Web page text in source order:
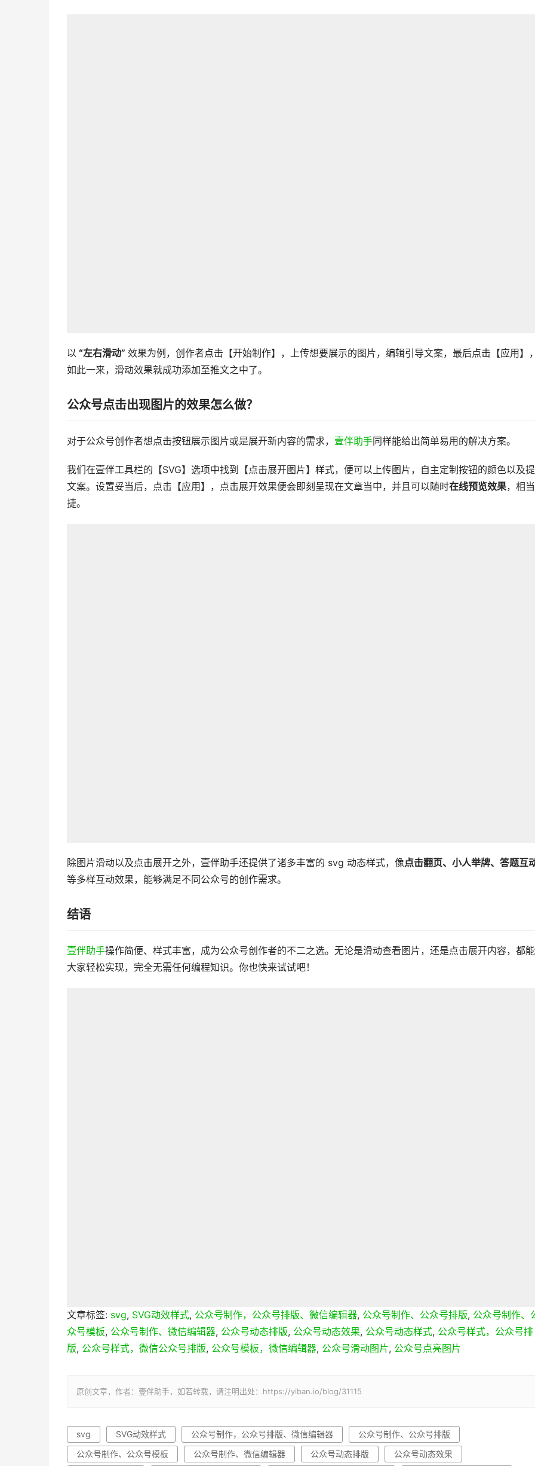
以 “左右滑动” 效果为例，创作者点击【开始制作】，上传想要展示的图片，编辑引导文案，最后点击【应用】
如此一来，滑动效果就成功添加至推文之中了。
公众号点击出现图片的效果怎么做？
对于公众号创作者想点击按钮展示图片或是展开新内容的需求， 壹伴助手同样能给出简单易用的解决方案。
我们在壹伴工具栏的【SVG】选项中找到【点击展开图片】样式，便可以上传图片，自主定制按钮的颜色以及
文案。设置妥当后，点击【应用】，点击展开效果便会即刻呈现在文章当中，并且可以随时在线预览效果，相
捷。
除图片滑动以及点击展开之外，壹伴助手还提供了诸多丰富的 svg 动态样式，像点击翻页、小人举牌、答题互
等多样互动效果，能够满足不同公众号的创作需求。
结语
壹伴助手操作简便、样式丰富，成为公众号创作者的不二之选。无论是滑动查看图片，还是点击展开内容，都
大家轻松实现，完全无需任何编程知识。你也快来试试吧！
文章标签: svg, SVG动效样式, 公众号制作，公众号排版、微信编辑器, 公众号制作、公众号排版, 公众号制作、
众号模板, 公众号制作、微信编辑器, 公众号动态排版, 公众号动态效果, 公众号动态样式, 公众号样式，公众号排
版, 公众号样式，微信公众号排版, 公众号模板，微信编辑器, 公众号滑动图片, 公众号点亮图片
原创文章，作者：壹伴助手，如若转载，请注明出处：https://yiban.io/blog/31115
svg SVG动效样式 公众号制作，公众号排版、微信编辑器
公众号制作、公众号排版
公众号制作、公众号模板
公众号制作、微信编辑器 公众号动态排版 公众号动态效果